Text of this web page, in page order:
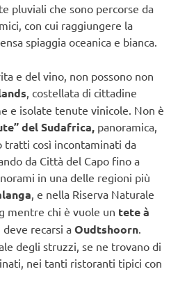
pluviali che sono percorse da
con cui raggiungere la
spiaggia oceanica e bianca.
e del vino, non possono non
, costellata di cittadine
e isolate tenute vinicole. Non è
del Sudafrica, panoramica,
tratti così incontaminati da
da Città del Capo fino a
in una delle regioni più
, e nella Riserva Naturale
mentre chi è vuole un tete à
deve recarsi a Oudtshoorn.
degli struzzi, se ne trovano di
nei tanti ristoranti tipici con